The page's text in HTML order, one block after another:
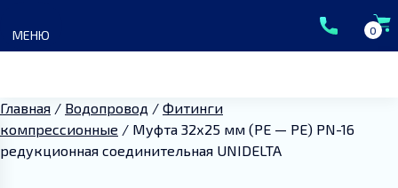
content
0
МЕНЮ
Главная / Водопровод / Фитинги
компрессионные / Муфта 32х25 мм (PE — PE) PN-16
редукционная соединительная UNIDELTA